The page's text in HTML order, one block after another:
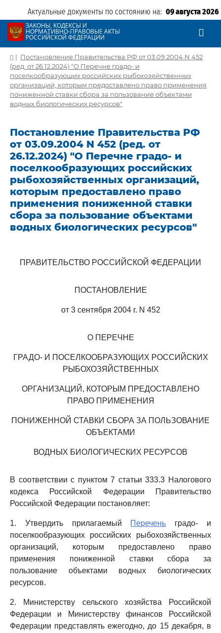
Актуальные документы по состоянию на: 09 августа 2026
ЗАКОНЫ, КОДЕКСЫ И
НОРМАТИВНО-ПРАВОВЫЕ АКТЫ
РОССИЙСКОЙ ФЕДЕРАЦИИ
| Постановление Правительства РФ от 03.09.2004 N 452
(ред. от 26.12.2024) "О Перечне градо- и
поселкообразующих российских рыбохозяйственных
организаций, которым предоставлено право применения
пониженной ставки сбора за пользование объектами
водных биологических ресурсов"
Постановление Правительства РФ
от 03.09.2004 N 452 (ред. от
26.12.2024) "О Перечне градо- и
поселкообразующих российских
рыбохозяйственных организаций,
которым предоставлено право
применения пониженной ставки
сбора за пользование объектами
водных биологических ресурсов"
ПРАВИТЕЛЬСТВО РОССИЙСКОЙ ФЕДЕРАЦИИ
ПОСТАНОВЛЕНИЕ
от 3 сентября 2004 г. N 452
О ПЕРЕЧНЕ
ГРАДО- И ПОСЕЛКООБРАЗУЮЩИХ РОССИЙСКИХ
РЫБОХОЗЯЙСТВЕННЫХ
ОРГАНИЗАЦИЙ, КОТОРЫМ ПРЕДОСТАВЛЕНО
ПРАВО ПРИМЕНЕНИЯ
ПОНИЖЕННОЙ СТАВКИ СБОРА ЗА ПОЛЬЗОВАНИЕ
ОБЪЕКТАМИ
ВОДНЫХ БИОЛОГИЧЕСКИХ РЕСУРСОВ
В соответствии с пунктом 7 статьи 333.3 Налогового
кодекса Российской Федерации Правительство
Российской Федерации постановляет:
1. Утвердить прилагаемый Перечень градо- и
поселкообразующих российских рыбохозяйственных
организаций, которым предоставлено право
применения пониженной ставки сбора за
пользование объектами водных биологических
ресурсов.
2. Министерству сельского хозяйства Российской
Федерации и Министерству финансов Российской
Федерации представлять ежегодно, до 15 декабря, в